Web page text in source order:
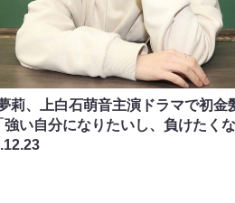
莉、上白石萌音主演ドラマで初金
強い自分になりたいし、負けたくな